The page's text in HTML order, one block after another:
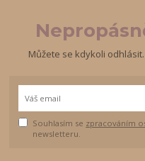
Můžete se kdykoli
Souhlasím se zpracováním
newsletteru.